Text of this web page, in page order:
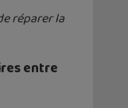
réparer la
entre